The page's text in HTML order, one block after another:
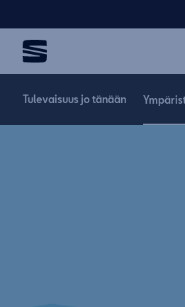
Tulevaisuus jo tänään